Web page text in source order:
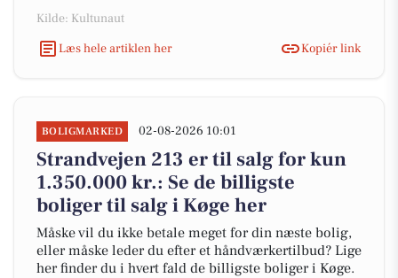
Kilde: Kultunaut
Læs hele artiklen her
Kopiér link
BOLIGMARKED 02-08-2026 10:01
Strandvejen 213 er til salg for kun
1.350.000 kr.: Se de billigste
boliger til salg i Køge her
Måske vil du ikke betale meget for din næste bolig,
eller måske leder du efter et håndværkertilbud? Lige
her finder du i hvert fald de billigste boliger i Køge.